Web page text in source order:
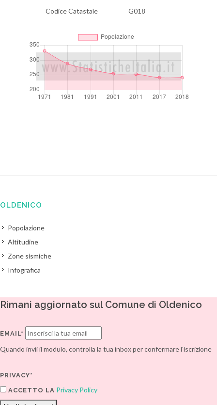
Codice Catastale G018
OLDENICO
Popolazione
Altitudine
Zone sismiche
Infografica
Rimani aggiornato sul Comune di Oldenico
EMAIL*
Quando invii il modulo, controlla la tua inbox per confermare l'iscrizione
PRIVACY*
ACCETTO LA Privacy Policy